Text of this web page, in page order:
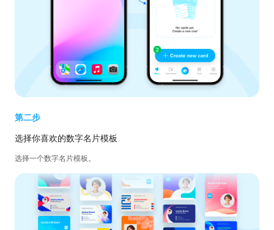
第二步
选择你喜欢的数字名片模板
选择一个数字名片模板。